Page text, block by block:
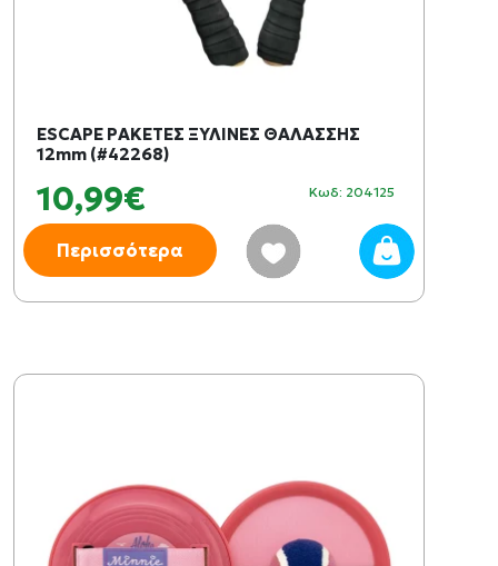
ESCAPE ΡΑΚΕΤΕΣ ΞΥΛΙΝΕΣ ΘΑΛΑΣΣΗΣ
12mm (#42268)
10,99€ Κωδ: 204125
Περισσότερα